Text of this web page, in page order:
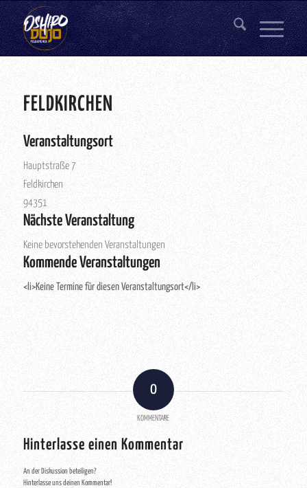
FELDKIRCHEN
Veranstaltungsort
Hauptstraße 7
Feldkirchen
94351
Nächste Veranstaltung
Keine bevorstehenden Veranstaltungen
Kommende Veranstaltungen
<li>Keine Termine für diesen Veranstaltungsort</li>
0
KOMMENTARE
Hinterlasse einen Kommentar
An der Diskussion beteiligen?
Hinterlasse uns deinen Kommentar!